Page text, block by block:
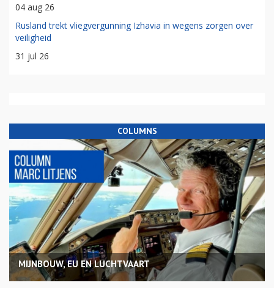
04 aug 26
Rusland trekt vliegvergunning Izhavia in wegens zorgen over
veiligheid
31 jul 26
COLUMNS
MIJNBOUW, EU EN LUCHTVAART